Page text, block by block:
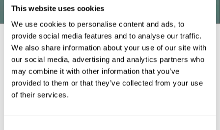
This website uses cookies
We use cookies to personalise content and ads, to
provide social media features and to analyse our traffic.
We also share information about your use of our site with
our social media, advertising and analytics partners who
may combine it with other information that you’ve
provided to them or that they’ve collected from your use
of their services.
Références
Tsotsos, L. E., Roggeveen, A. B., Sekuler, A. B., Vrkljan, B. H., &
Bennett, P. J. (2010). The effects of practice in a useful field of
view task on driving performance. Journal of Vision, 10(7), 152-
152.
Crabb, D. P., Fitzke, F. W., Hitchings, R. A., & Viswanathan, A. C.